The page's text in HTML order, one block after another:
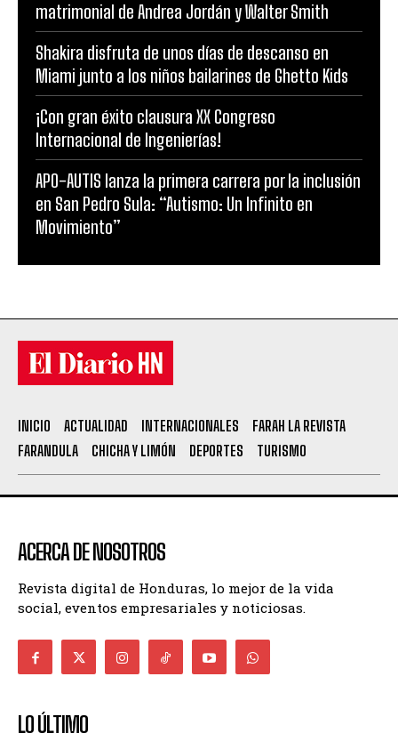
matrimonial de Andrea Jordán y Walter Smith
Shakira disfruta de unos días de descanso en
Miami junto a los niños bailarines de Ghetto Kids
¡Con gran éxito clausura XX Congreso
Internacional de Ingenierías!
APO-AUTIS lanza la primera carrera por la inclusión
en San Pedro Sula: “Autismo: Un Infinito en
Movimiento”
INICIO ACTUALIDAD INTERNACIONALES
FARAH LA REVISTA
FARANDULA
CHICHA Y LIMÓN DEPORTES TURISMO
ACERCA DE NOSOTROS
Revista digital de Honduras, lo mejor de la vida
social, eventos empresariales y noticiosas.
LO ÚLTIMO